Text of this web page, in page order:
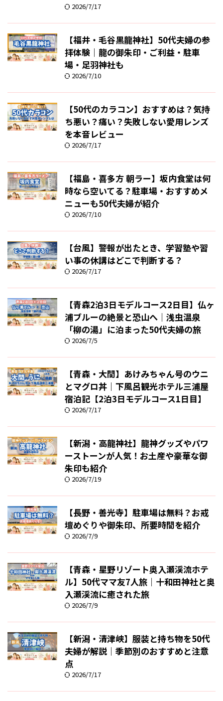
2026/7/17
【福井・毛谷黒龍神社】50代夫婦の参
拝体験｜龍の御朱印・ご利益・駐車
場・足羽神社も
2026/7/10
【50代のカラコン】おすすめは？気持
ち悪い？痛い？失敗しない愛用レンズ
を本音レビュー
2026/7/17
【福島・喜多方 朝ラー】坂内食堂は何
時なら空いてる？駐車場・おすすめメ
ニューも50代夫婦が紹介
2026/7/10
【台風】警報が出たとき、学習塾や習
い事の休講はどこで判断する？
2026/7/17
【青森2泊3日モデルコース2日目】仏ヶ
浦ブルーの絶景と恐山へ｜浅虫温泉
「柳の湯」に泊まった50代夫婦の旅
2026/7/5
【青森・大間】あけみちゃん号のウニ
とマグロ丼｜下風呂観光ホテル三浦屋
宿泊記【2泊3日モデルコース1日目】
2026/7/17
【新潟・高龍神社】龍神グッズやパワ
ーストーンが人気！お土産や豪華な御
朱印も紹介
2026/7/19
【長野・善光寺】駐車場は無料？お戒
壇めぐりや御朱印、所要時間を紹介
2026/7/9
【青森・星野リゾート奥入瀬渓流ホテ
ル】50代ママ友7人旅｜十和田神社と奥
入瀬渓流に癒された旅
2026/7/9
【新潟・清津峡】服装と持ち物を50代
夫婦が解説｜季節別のおすすめと注意
点
2026/7/17